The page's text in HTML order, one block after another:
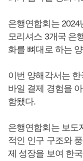
은행연합회는
모리셔스 3개국 은
화를 뼈대로 하는
이번 양해각서는
바일 결제 경험을
함됐다.
은행연합회는 보도
적인 인구 구조와
제 성장을 보여 한